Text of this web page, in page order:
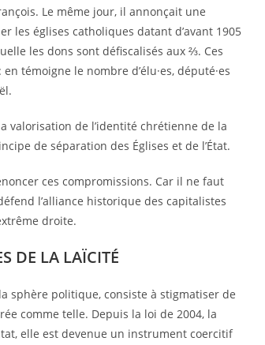
Le même jour, il annonçait une
les églises catholiques datant d’avant 1905
les dons sont défiscalisés aux ⅔. Ces
témoigne le nombre d’élu·es, député·es
valorisation de l’identité chrétienne de la
de séparation des Églises et de l’État.
ces compromissions. Car il ne faut
l’alliance historique des capitalistes
droite.
DE LA LAÏCITÉ
sphère politique, consiste à stigmatiser de
comme telle. Depuis la loi de 2004, la
elle est devenue un instrument coercitif